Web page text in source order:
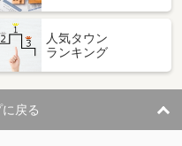
人気タウン
ランキング
戻る